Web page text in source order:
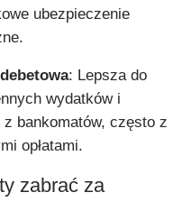
ubezpieczenie
: Lepsza do
wydatków i
z bankomatów, często z
opłatami.
zabrać za